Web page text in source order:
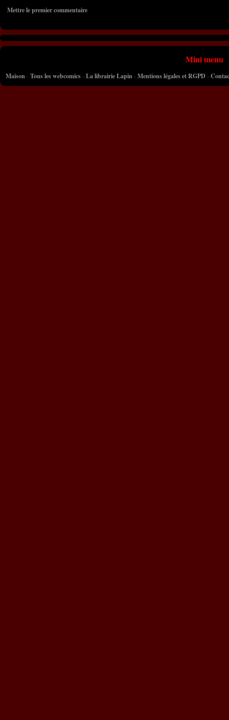
Mettre le premier commentaire
Mini menu
Maison-Tous les webcomics-La librairie Lapin-Mentions légales et RGPD-